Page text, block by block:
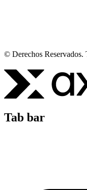
© Derechos Reservados.
Tab bar